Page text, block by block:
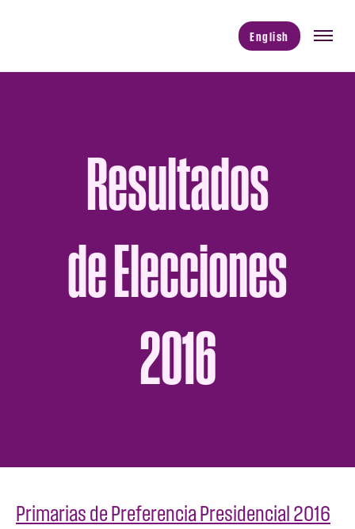
English
Resultados
de Elecciones
2016
Primarias de Preferencia Presidencial 2016